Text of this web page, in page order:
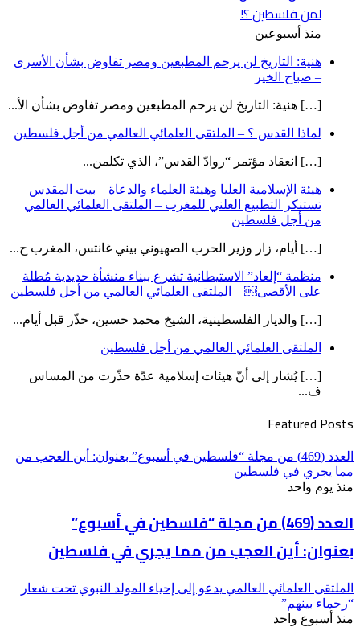
لمن فلسطين ؟!
منذ أسبوعين
هنية: التاريخ لن يرحم المطبعين ومصر تفاوض بشأن الأسرى
– صباح الخير
[…] هنية: التاريخ لن يرحم المطبعين ومصر تفاوض بشأن الأ...
لماذا القدس ؟ – الملتقى العلمائي العالمي من أجل فلسطين
[…] انعقاد مؤتمر “روادّ القدس”، الذي تكلمن...
هيئة الإسلامية العليا وهيئة العلماء والدعاة – بيت المقدس
تستنكر التطبيع العلني للمغرب – الملتقى العلمائي العالمي
من أجل فلسطين
[…] أيام، زار وزير الحرب الصهيوني بيني غانتس، المغرب ح...
منظمة “إلعاد” الاستيطانية تشرع ببناء منشأة حديدية مُطلة
على الأقصى￼ – الملتقى العلمائي العالمي من أجل فلسطين
[…] والديار الفلسطينية، الشيخ محمد حسين، حذّر قبل أيام...
الملتقى العلمائي العالمي من أجل فلسطين
[…] يُشار إلى أنّ هيئات إسلامية عدّة حذّرت من المساس
ف...
Featured Posts
العدد (469) من مجلة “فلسطين في أسبوع” بعنوان: أين العجب من
مما يجري في فلسطين
منذ يوم واحد
العدد (469) من مجلة “فلسطين في أسبوع”
بعنوان: أين العجب من مما يجري في فلسطين
الملتقى العلمائي العالمي يدعو إلى إحياء المولد النبوي تحت شعار
“رحماء بينهم”
منذ أسبوع واحد